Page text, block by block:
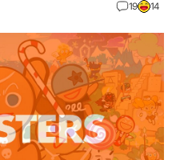
19 14